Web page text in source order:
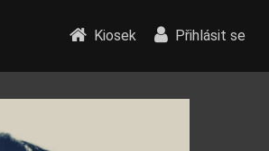
Kiosek Přihlásit se